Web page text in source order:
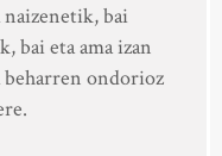
naizenetik, bai
bai eta ama izan
ondorioz